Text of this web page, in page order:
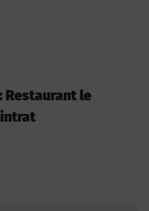
Restaurant le